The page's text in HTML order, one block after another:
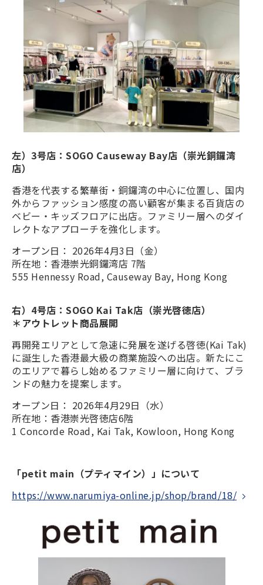
左）3号店：SOGO Causeway Bay店（崇光銅鑼湾
店）
香港を代表する繁華街・銅鑼湾の中心に位置し、国内
外からファッション感度の高い顧客が集まる百貨店の
ベビー・キッズフロアに出店。ファミリー層へのダイ
レクトなアプローチを強化します。
オープン日： 2026年4月3日（金）
所在地：香港崇光銅鑼湾店 7階
555 Hennessy Road, Causeway Bay, Hong Kong
右）4号店：SOGO Kai Tak店（崇光啓徳店）
＊アウトレット商品展開
再開発エリアとして急速に発展を遂げる啓徳(Kai Tak)
に誕生した香港最大級の商業施設への出店。新たにこ
のエリアで暮らし始めるファミリー層に向けて、ブラ
ンドの魅力を提案します。
オープン日： 2026年4月29日（水）
所在地：香港崇光啓徳店6階
1 Concorde Road, Kai Tak, Kowloon, Hong Kong
「petit main（プティマイン）」について
https://www.narumiya-online.jp/shop/brand/18/